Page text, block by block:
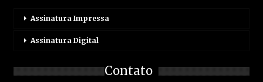
Assinatura Impressa
Assinatura Digital
Contato